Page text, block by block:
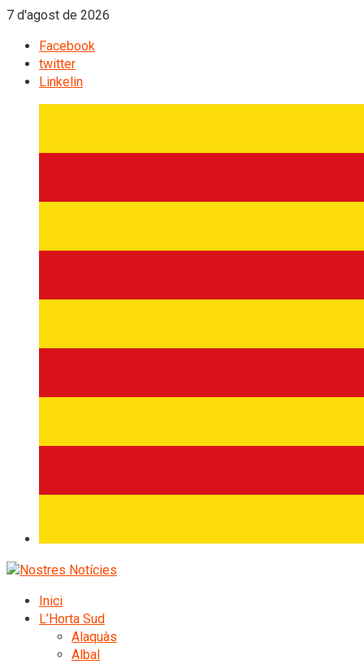
7 d'agost de 2026
Facebook
twitter
Linkelin
Inici
L’Horta Sud
Alaquàs
Albal